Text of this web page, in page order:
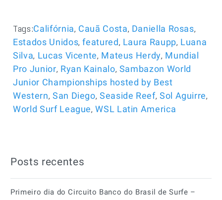
Tags:Califórnia, Cauã Costa, Daniella Rosas,
Estados Unidos,featured, Laura Raupp, Luana
Silva, Lucas Vicente, Mateus Herdy, Mundial
Pro Junior, Ryan Kainalo, Sambazon World
Junior Championships hosted by Best
Western, San Diego,Seaside Reef, Sol Aguirre,
World Surf League,WSL Latin America
Posts recentes
Primeiro dia do Circuito Banco do Brasil de Surfe –